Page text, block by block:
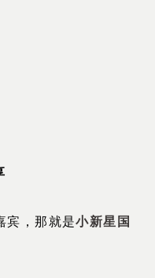
宾，那就是小新星国